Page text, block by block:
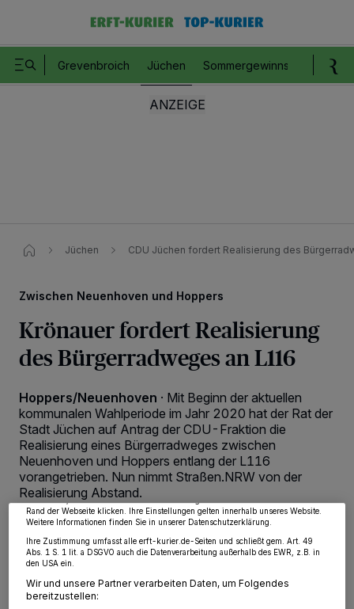
Grevenbroich Jüchen Sommergewinnspiel
Jüchen CDU Jüchen fordert Realisierung des
Zwischen Neuenhoven und Hoppers
Krönauer fordert Realisierung
des Bürgerradweges an L116
Hoppers/Neuenhoven · Mit Beginn der aktuellen
kommunalen Wahlperiode im Jahr 2020 hat der Rat der
Stadt Jüchen auf Antrag der CDU-Fraktion die
Realisierung eines Bürgerradweges zwischen
Neuenhoven und Hoppers entlang der L116
vorangetrieben. Nun nimmt Straßen.NRW von der
Realisierung Abstand.
25.05.2025 , 08:00 Uhr 2 Minuten Lesezeit
-Partner speichern und greifen auf personenbezogene Daten
wie Browserdaten oder eindeutige Kennungen auf Ihrem Gerät zu. Durch Auswahl
von OK aktivieren Sie Tracking-Technologien für die unter „Wir und unsere
Partner verarbeiten Daten, um Ihnen Dienste bereitzustellen“ aufgeführten
Zwecke. Wenn Tracker deaktiviert sind, sind manche Inhalte und Anzeigen
möglicherweise nicht mehr so relevant für Sie. Sie können dieses Menü jederzeit
wieder aufrufen, um Ihre Einstellungen zu ändern oder Ihre Einwilligung zu
widerrufen, indem Sie auf den Link Einstellungen oder Ablehnen am unteren
Rand der Webseite klicken. Ihre Einstellungen gelten innerhalb unseres Website.
Weitere Informationen finden Sie in unserer Datenschutzerklärung.
Ihre Zustimmung umfasst alle erft-kurier.de-Seiten und schließt gem. Art. 49
Abs. 1 S. 1 lit. a DSGVO auch die Datenverarbeitung außerhalb des EWR, z.B. in
den USA ein.
Wir und unsere Partner verarbeiten Daten, um Folgendes
bereitzustellen: